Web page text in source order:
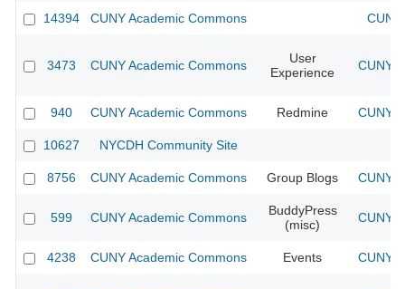
14394 CUNY Academic Commons
3473 CUNY Academic Commons
User
Experience
CUNY
940 CUNY Academic Commons Redmine CUNY
10627 NYCDH Community Site
8756 CUNY Academic Commons Group Blogs CUNY
599 CUNY Academic Commons
BuddyPress
(misc)
CUNY
4238 CUNY Academic Commons Events CUNY